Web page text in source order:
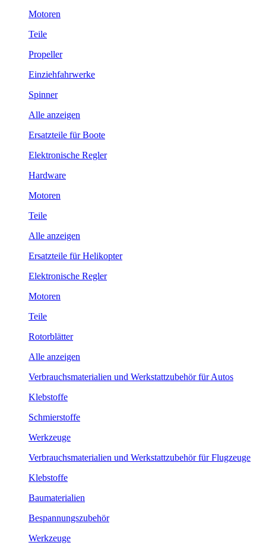
Motoren
Teile
Propeller
Einziehfahrwerke
Spinner
Alle anzeigen
Ersatzteile für Boote
Elektronische Regler
Hardware
Motoren
Teile
Alle anzeigen
Ersatzteile für Helikopter
Elektronische Regler
Motoren
Teile
Rotorblätter
Alle anzeigen
Verbrauchsmaterialien und Werkstattzubehör für Autos
Klebstoffe
Schmierstoffe
Werkzeuge
Verbrauchsmaterialien und Werkstattzubehör für Flugzeuge
Klebstoffe
Baumaterialien
Bespannungszubehör
Werkzeuge